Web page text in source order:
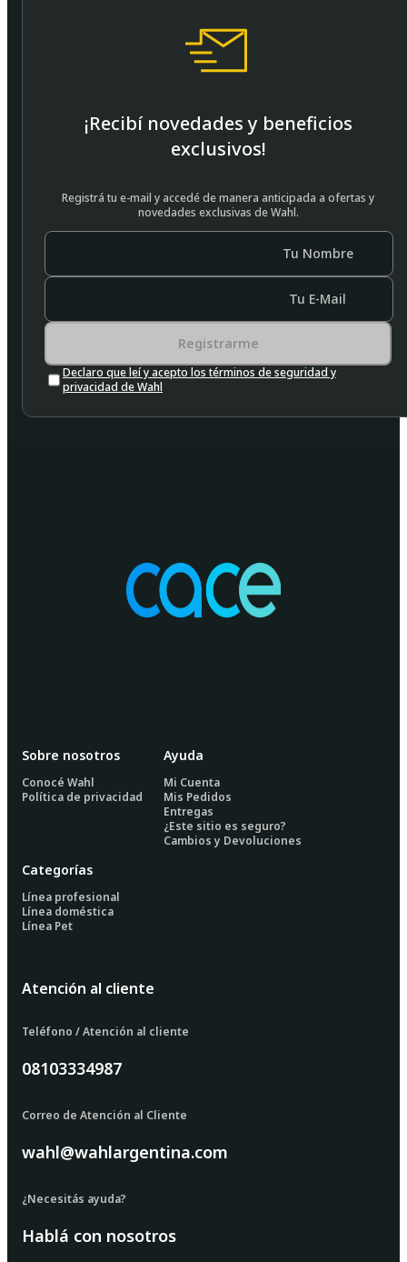
¡Recibí novedades y beneficios
exclusivos!
Registrá tu e-mail y accedé de manera anticipada a ofertas y
novedades exclusivas de Wahl.
Tu Nombre
Tu E-Mail
Registrarme
Declaro que leí y acepto los términos de seguridad y
privacidad de Wahl
Sobre nosotros
Conocé Wahl
Política de privacidad
Ayuda
Mi Cuenta
Mis Pedidos
Entregas
¿Este sitio es seguro?
Cambios y Devoluciones
Categorías
Línea profesional
Línea doméstica
Línea Pet
Atención al cliente
Teléfono / Atención al cliente
08103334987
Correo de Atención al Cliente
wahl@wahlargentina.com
¿Necesitás ayuda?
Hablá con nosotros